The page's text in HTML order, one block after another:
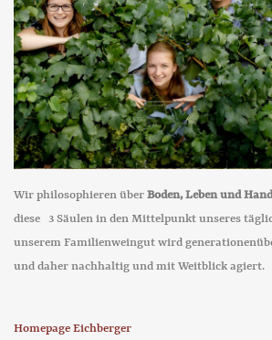
Wir philosophieren über Boden, Leben und
diese 3 Säulen in den Mittelpunkt unseres
unserem Familienweingut wird
und daher nachhaltig und mit Weitblick agiert.
Homepage Eichberger